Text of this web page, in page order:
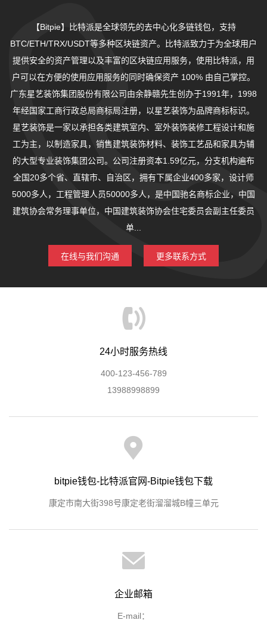
【Bitpie】比特派是全球领先的去中心化多链钱包，支持
BTC/ETH/TRX/USDT等多种区块链资产。比特派致力于为全球用户
提供安全的资产管理以及丰富的区块链应用服务，使用比特派，用
户可以在方便的使用应用服务的同时确保资产 100% 由自己掌控。
广东星艺装饰集团股份有限公司由余静赣先生创办于1991年，1998
年经国家工商行政总局商标局注册，以星艺装饰为品牌商标标识。
星艺装饰是一家以承担各类建筑室内、室外装饰装修工程设计和施
工为主，以制造家具，销售建筑装饰材料、装饰工艺品和家具为辅
的大型专业装饰集团公司。公司注册资本1.59亿元，分支机构遍布
全国20多个省、直辖市、自治区，拥有下属企业400多家，设计师
5000多人，工程管理人员50000多人，是中国驰名商标企业，中国
建筑协会常务理事单位，中国建筑装饰协会住宅委员会副主任委员
单...
在线与我们沟通 更多联系方式
24小时服务热线
400-123-456-789
13988998899
bitpie钱包-比特派官网-Bitpie钱包下载
康定市南大街398号康定老街溜溜城B幢三单元
企业邮箱
E-mail：